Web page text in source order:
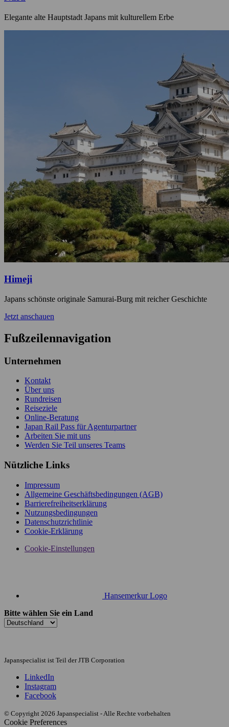
Elegante alte Hauptstadt Japans mit kulturellem Erbe
Himeji
Japans schönste originale Samurai-Burg mit reicher Geschichte
Jetzt anschauen
Fußzeilennavigation
Unternehmen
Kontakt
Über uns
Rundreisen
Reiseziele
Online-Beratung
Japan Rail Pass für Agenturpartner
Arbeiten Sie mit uns
Werden Sie Teil unseres Teams
Nützliche Links
Impressum
Allgemeine Geschäftsbedingungen (AGB)
Barrierefreiheitserklärung
Nutzungsbedingungen
Datenschutzrichtlinie
Cookie-Erklärung
Cookie-Einstellungen
Hansemerkur Logo
Bitte wählen Sie ein Land
Japanspecialist ist Teil der JTB Corporation
LinkedIn
Instagram
Facebook
© Copyright 2026 Japanspecialist - Alle Rechte vorbehalten
Cookie Preferences